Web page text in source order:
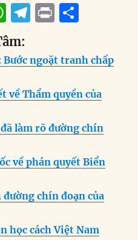
W
h
at
s
A
p
T
e
g
r
m
P
n
t
a
re
Bước ngoặt tranh chấp
về Thẩm quyền của
làm rõ đường chín
về phán quyết Biển
đường chín đoạn của
học cách Việt Nam